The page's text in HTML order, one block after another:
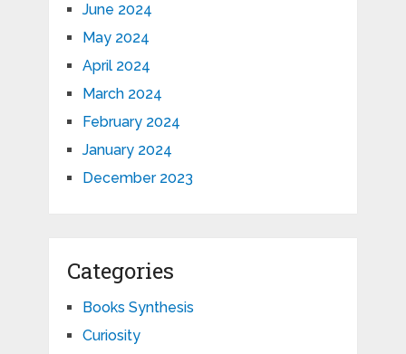
June 2024
May 2024
April 2024
March 2024
February 2024
January 2024
December 2023
Categories
Books Synthesis
Curiosity